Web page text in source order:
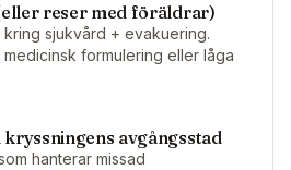
reser med föräldrar)
sjukvård + evakuering.
formulering eller låga
avgångsstad
hanterar missad